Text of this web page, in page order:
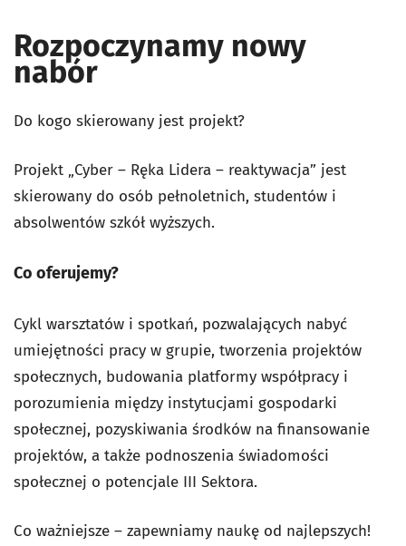
Rozpoczynamy nowy
nabór
Do kogo skierowany jest projekt?
Projekt „Cyber – Ręka Lidera – reaktywacja” jest
skierowany do osób pełnoletnich, studentów i
absolwentów szkół wyższych.
Co oferujemy?
Cykl warsztatów i spotkań, pozwalających nabyć
umiejętności pracy w grupie, tworzenia projektów
społecznych, budowania platformy współpracy i
porozumienia między instytucjami gospodarki
społecznej, pozyskiwania środków na finansowanie
projektów, a także podnoszenia świadomości
społecznej o potencjale III Sektora.
Co ważniejsze – zapewniamy naukę od najlepszych!